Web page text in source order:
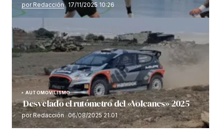
por Redacción 17/11/2025 10:26
AUTOMOVILISMO
Desvelado el rutómetro del «Volcanes» 2025
por Redacción 06/08/2025 21:01